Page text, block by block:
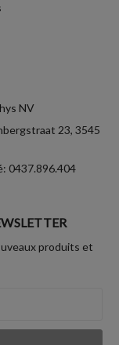
NV
23, 3545
0437.896.404
produits et